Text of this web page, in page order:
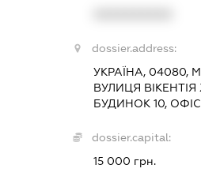
dossier.address:
УКРАЇНА, 04080,
ВУЛИЦЯ
БУДИНОК 10, ОФІС
dossier.capital:
15 000 грн.